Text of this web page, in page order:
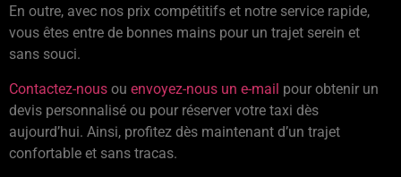
En outre, avec nos prix compétitifs et notre service rapide,
vous êtes entre de bonnes mains pour un trajet serein et
sans souci.
Contactez-nous ou envoyez-nous un e-mail pour obtenir un
devis personnalisé ou pour réserver votre taxi dès
aujourd’hui. Ainsi, profitez dès maintenant d’un trajet
confortable et sans tracas.